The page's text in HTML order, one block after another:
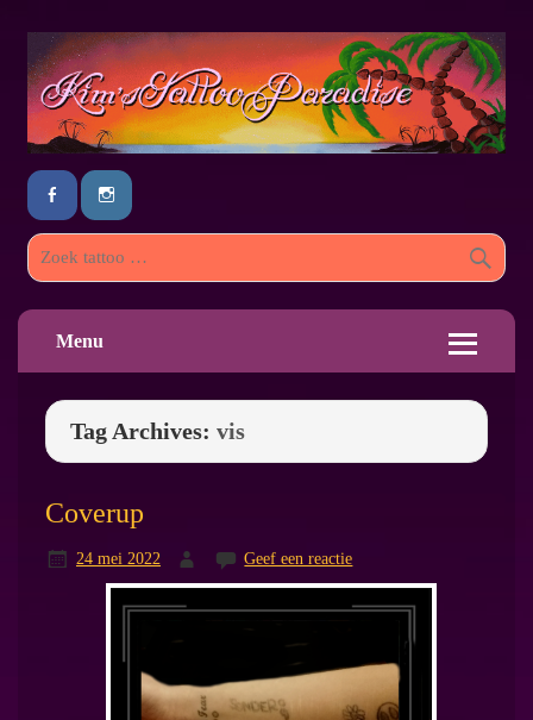
Menu
Tag Archives: vis
Coverup
24 mei 2022 Geef een reactie